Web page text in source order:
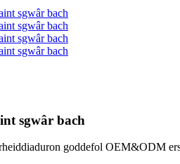
sgwâr bach
goddefol OEM&ODM